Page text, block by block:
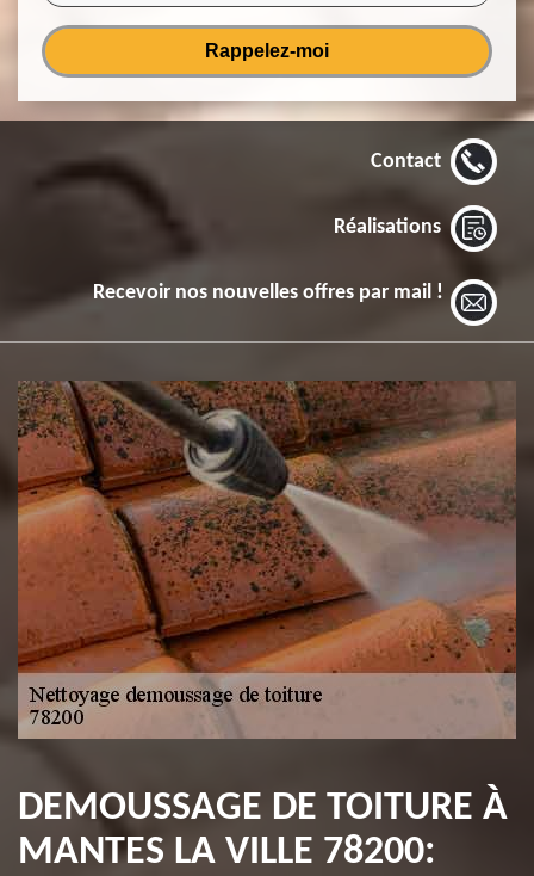
Contact
Réalisations
Recevoir nos nouvelles offres par mail !
DEMOUSSAGE DE TOITURE À
MANTES LA VILLE 78200: